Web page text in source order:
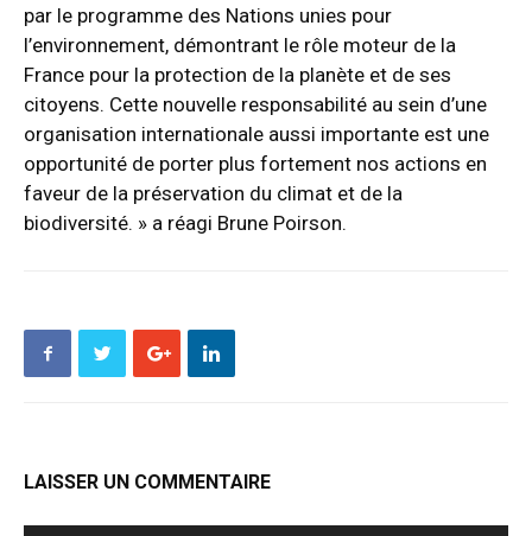
par le programme des Nations unies pour
l’environnement, démontrant le rôle moteur de la
France pour la protection de la planète et de ses
citoyens. Cette nouvelle responsabilité au sein d’une
organisation internationale aussi importante est une
opportunité de porter plus fortement nos actions en
faveur de la préservation du climat et de la
biodiversité. » a réagi Brune Poirson.
LAISSER UN COMMENTAIRE